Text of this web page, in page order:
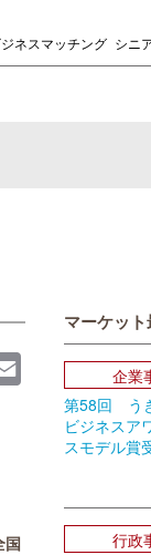
ジネスマッチング シニ
Email
国
マーケッ
企業
第58回 う
ビジネス
スモデル賞
行政